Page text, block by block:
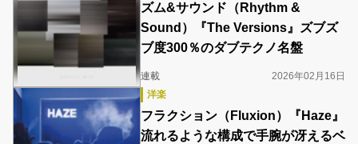
ズム&サウンド（Rhythm &
Sound）『The Versions』ズブズ
ブ度300％のダブテクノ名盤
連載
2026年02月16日
洋楽
フラクション（Fluxion）『Haze』
流れるような構成で手腕が冴えるベ